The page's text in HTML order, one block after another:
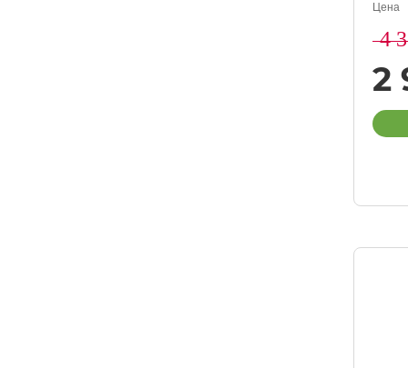
Цена
4
2